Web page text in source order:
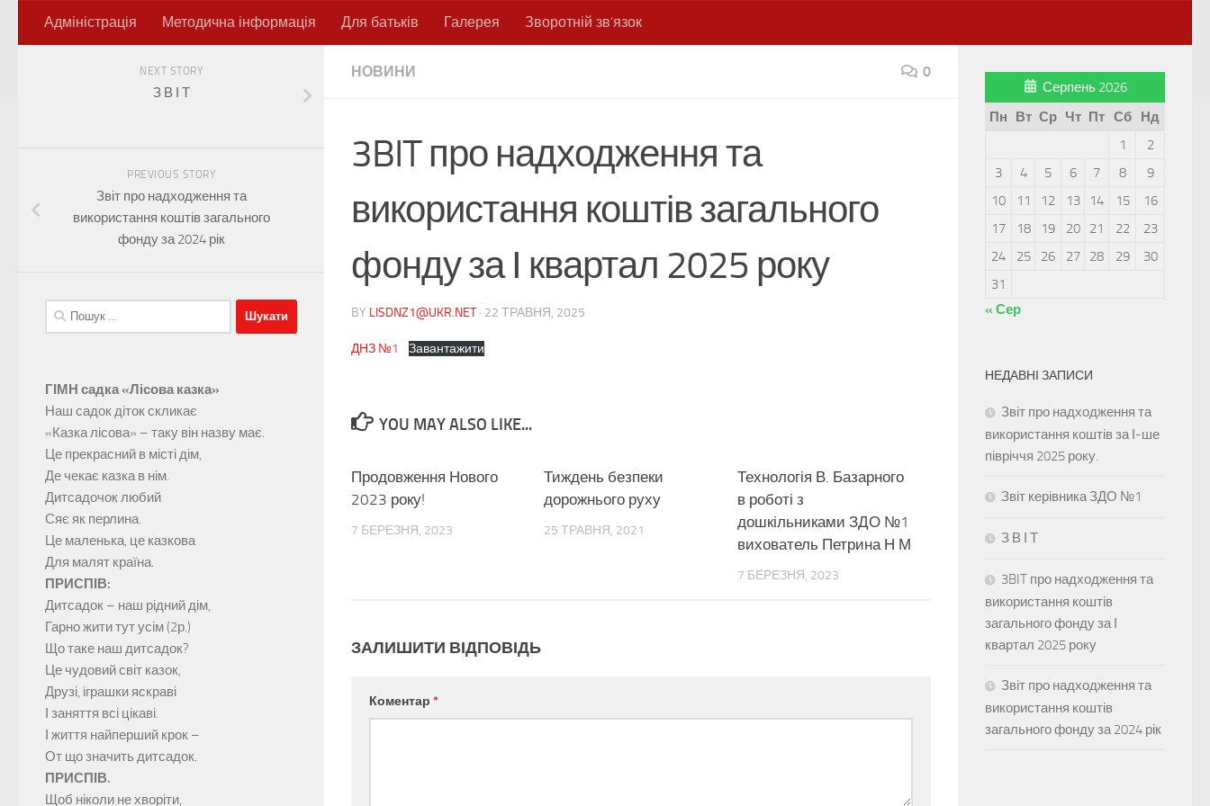
Skip to content
Адміністрація Методична інформація Для батьків Галерея Зворотній зв’язок
НОВИНИ 0
3BIT про надходження та
використання коштів загального
фонду за І квартал 2025 року
BY LISDNZ1@UKR.NET · 22 ТРАВНЯ, 2025
ДНЗ №1 Завантажити
YOU MAY ALSO LIKE...
Продовження Нового
2023 року!
7 БЕРЕЗНЯ, 2023
Тиждень безпеки
дорожнього руху
25 ТРАВНЯ, 2021
Технологія В. Базарного
в роботі з
дошкільниками ЗДО №1
вихователь Петрина Н М
7 БЕРЕЗНЯ, 2023
ЗАЛИШИТИ ВІДПОВІДЬ
Коментар *
NEXT STORY
З В І Т
PREVIOUS STORY
Звіт про надходження та
використання коштів загального
фонду за 2024 рік
Пошук:
ГІМН садка «Лісова казка»
Наш садок діток скликає
«Казка лісова» – таку він назву має.
Це прекрасний в місті дім,
Де чекає казка в нім.
Дитсадочок любий
Сяє як перлина.
Це маленька, це казкова
Для малят країна.
ПРИСПІВ:
Дитсадок – наш рідний дім,
Гарно жити тут усім (2р.)
Що таке наш дитсадок?
Це чудовий світ казок,
Друзі, іграшки яскраві
І заняття всі цікаві.
І життя найперший крок –
От що значить дитсадок.
ПРИСПІВ.
Щоб ніколи не хворіти,
Серпень 2026
Пн
Вт Ср Чт Пт Сб
Нд
1
2
3
4 5 6 7 8
9
10
11 12 13 14 15
16
17
18 19 20 21 22
23
24
25 26 27 28 29
30
31
« Сер
НЕДАВНІ ЗАПИСИ
Звіт про надходження та
використання коштів за І-ше
півріччя 2025 року.
Звіт керівника ЗДО №1
З В І Т
3BIT про надходження та
використання коштів
загального фонду за І
квартал 2025 року
Звіт про надходження та
використання коштів
загального фонду за 2024 рік